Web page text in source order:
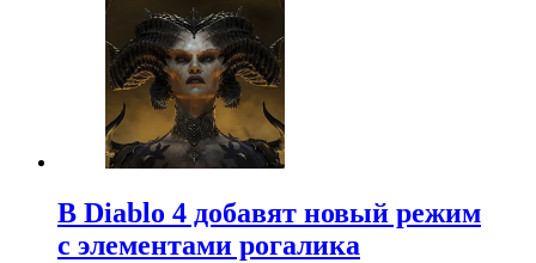
В Diablo 4 добавят новый режим
с элементами рогалика